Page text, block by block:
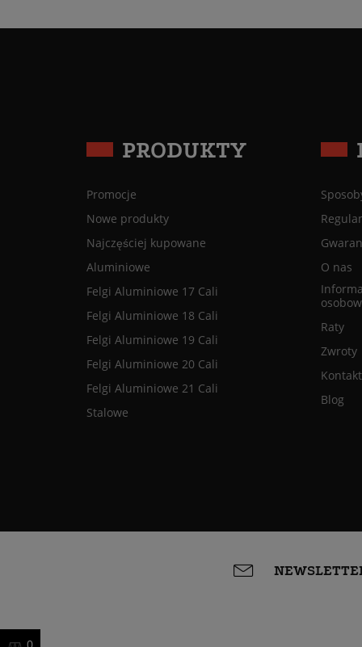
PRODUKTY
Promocje
Nowe produkty
Najczęściej kupowane
Aluminiowe
Felgi Aluminiowe 17 Cali
Felgi Aluminiowe 18 Cali
Felgi Aluminiowe 19 Cali
Felgi Aluminiowe 20 Cali
Felgi Aluminiowe 21 Cali
Stalowe
O nas
Raty
Zwroty
Blog